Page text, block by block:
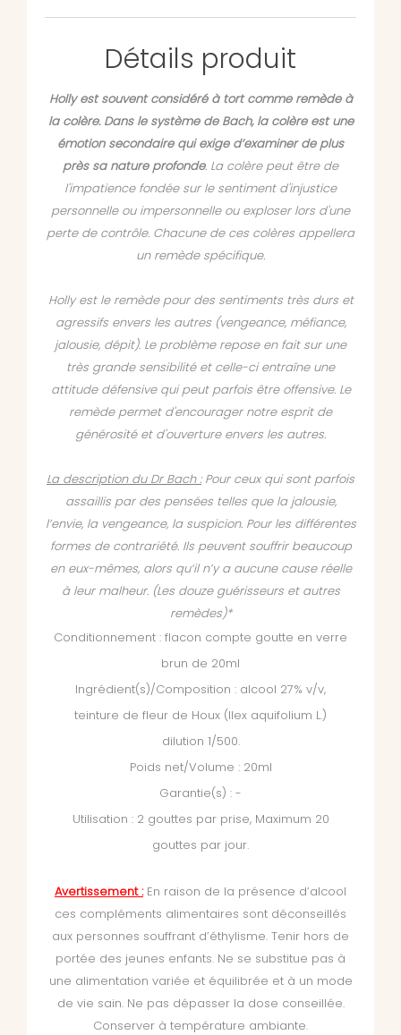
Détails produit
Holly est souvent considéré à tort comme remède à
la colère. Dans le système de Bach, la colère est une
émotion secondaire qui exige d’examiner de plus
près sa nature profonde. La colère peut être de
l'impatience fondée sur le sentiment d'injustice
personnelle ou impersonnelle ou exploser lors d'une
perte de contrôle. Chacune de ces colères appellera
un remède spécifique.
Holly est le remède pour des sentiments très durs et
agressifs envers les autres (vengeance, méfiance,
jalousie, dépit). Le problème repose en fait sur une
très grande sensibilité et celle-ci entraîne une
attitude défensive qui peut parfois être offensive. Le
remède permet d'encourager notre esprit de
générosité et d'ouverture envers les autres.
La description du Dr Bach :Pour ceux qui sont parfois
assaillis par des pensées telles que la jalousie,
l’envie, la vengeance, la suspicion. Pour les différentes
formes de contrariété. Ils peuvent souffrir beaucoup
en eux-mêmes, alors qu‘il n’y a aucune cause réelle
à leur malheur. (Les douze guérisseurs et autres
remèdes)*
Conditionnement : flacon compte goutte en verre
brun de 20ml
Ingrédient(s)/Composition : alcool 27% v/v,
teinture de fleur de Houx (Ilex aquifolium L.)
dilution 1/500.
Poids net/Volume : 20ml
Garantie(s) : -
Utilisation : 2 gouttes par prise, Maximum 20
gouttes par jour.
Avertissement : En raison de la présence d’alcool
ces compléments alimentaires sont déconseillés
aux personnes souffrant d’éthylisme. Tenir hors de
portée des jeunes enfants. Ne se substitue pas à
une alimentation variée et équilibrée et à un mode
de vie sain. Ne pas dépasser la dose conseillée.
Conserver à température ambiante.